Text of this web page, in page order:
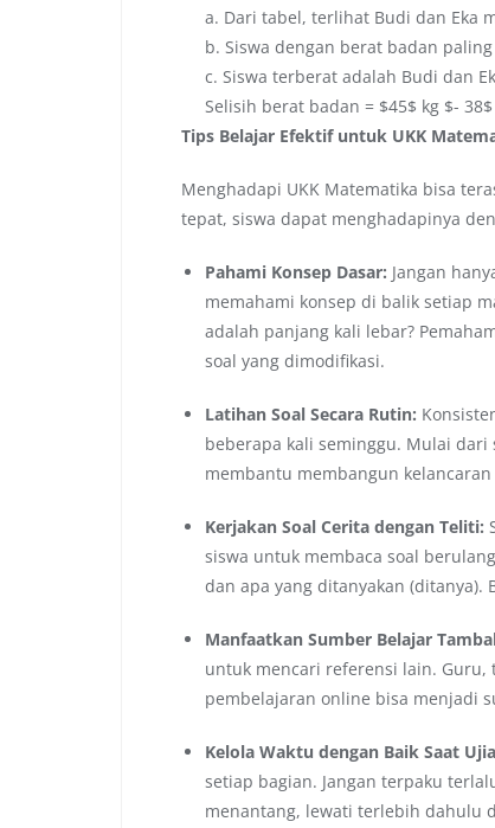
a. Dari tabel, terlihat Budi dan Eka
b. Siswa dengan berat badan
c. Siswa terberat adalah Budi dan
Selisih berat badan = $45$ kg $- 38$
Tips Belajar Efektif untuk UKK
Menghadapi UKK Matematika bisa
tepat, siswa dapat menghadapinya
Pahami Konsep Dasar: Jangan
memahami konsep di balik setiap
adalah panjang kali lebar?
soal yang dimodifikasi.
Latihan Soal Secara Rutin:
beberapa kali seminggu. Mulai
membantu membangun
Kerjakan Soal Cerita dengan Teliti:
siswa untuk membaca soal
dan apa yang ditanyakan
Manfaatkan Sumber Belajar
untuk mencari referensi lain.
pembelajaran online bisa menjadi
Kelola Waktu dengan Baik Saat
setiap bagian. Jangan terpaku
menantang, lewati terlebih dahulu